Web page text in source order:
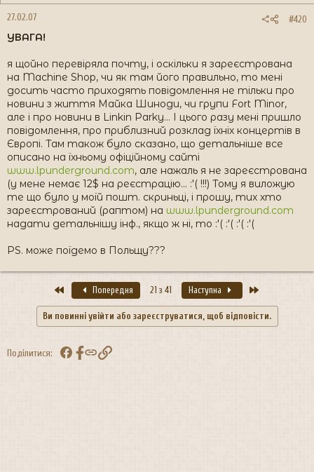
27.02.07 #420
УВАГА!
я щойно перевіряла почту, і оскільки я зареєстрована
на Machine Shop, чи як там його правильно, то мені
досить часто приходять повідомлення не тільки про
новини з життя Майка Шиноди, чи групи Fort Minor,
але і про новини в Linkin Parkу... І цього разу мені пришло
повідомлення, про приблизний розклад їхніх концертів в
Європі. Там також було сказано, що детальніше все
описано на їхньому офіційному сайті
www.lpunderground.com, але нажаль я не зареєстрована
(у мене немає 12$ на реєстрацію... :'( !!!) Тому я виложую
те що було у моїй пошт. скриньці, і прошу, тих хто
зареєстрований (раптом) на www.lpunderground.com
надати детальнішу інф., якщо ж ні, то :'( :'( :'( :'(
PS. може поїдемо в Польщу???
ПершийПопередня 21 з 41 Наступна
Ви повинні увійти або зареєструватися, щоб відповісти.
Поділитися: FacebookПосилання